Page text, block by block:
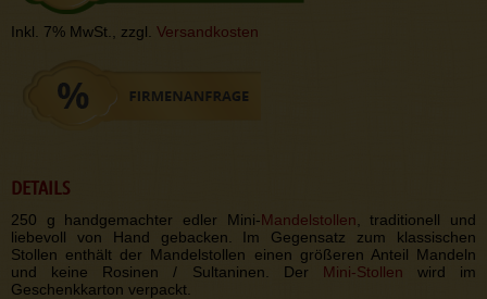
Inkl. 7% MwSt., zzgl. Versandkosten
DETAILS
250 g handgemachter edler Mini-Mandelstollen , traditionell und
liebevoll von Hand gebacken. Im Gegensatz zum klassischen
Stollen enthält der Mandelstollen einen größeren Anteil Mandeln
und keine Rosinen / Sultaninen. Der Mini-Stollen wird im
Geschenkkarton verpackt.